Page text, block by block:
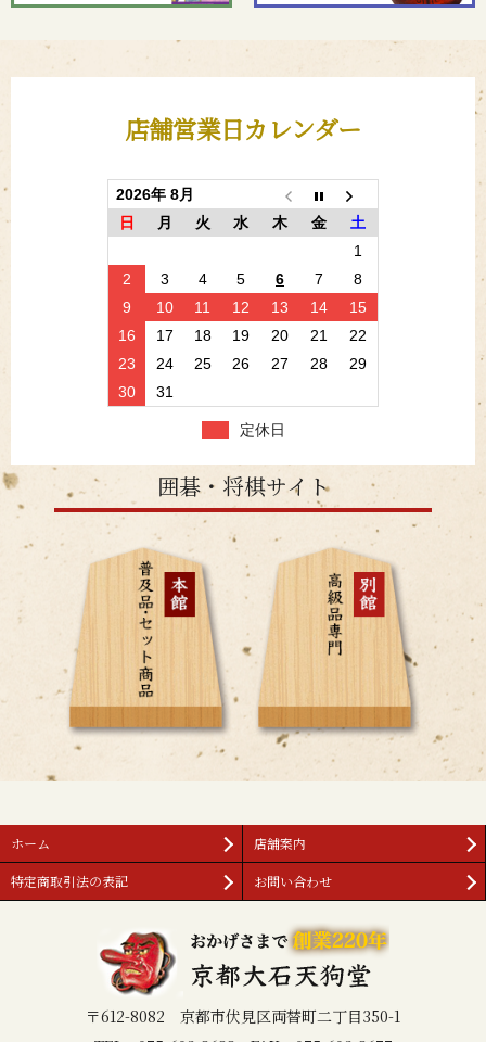
店舗営業日カレンダー
2026年 8月
日
月 火 水 木 金
土
1
2
3 4 5 6 7
8
9
10 11 12 13 14
15
16
17 18 19 20 21
22
23
24 25 26 27 28
29
30
31
定休日
囲碁・将棋サイト
ホーム 店舗案内
特定商取引法の表記 お問い合わせ
〒612-8082 京都市伏見区両替町二丁目350-1